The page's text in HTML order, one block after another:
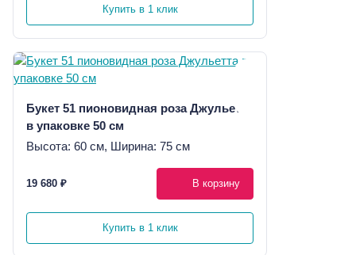
Купить в 1 клик
Букет 51 пионовидная роза Джульетта
в упаковке 50 см
Высота: 60 см, Ширина: 75 см
19 680 ₽ В корзину
Купить в 1 клик